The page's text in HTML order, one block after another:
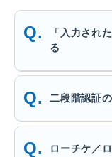
「入力され
る
二段階認証
ローチケ／